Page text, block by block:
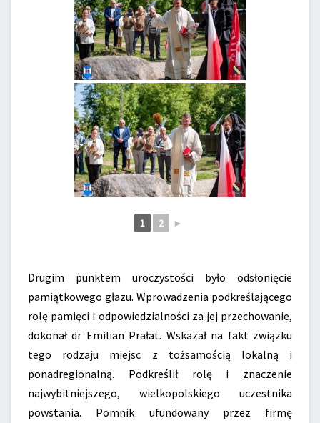
1 2 ►
Drugim punktem uroczystości było odsłonięcie
pamiątkowego głazu. Wprowadzenia podkreślającego
rolę pamięci i odpowiedzialności za jej przechowanie,
dokonał dr Emilian Prałat. Wskazał na fakt związku
tego rodzaju miejsc z tożsamością lokalną i
ponadregionalną. Podkreślił rolę i znaczenie
najwybitniejszego, wielkopolskiego uczestnika
powstania. Pomnik ufundowany przez firmę